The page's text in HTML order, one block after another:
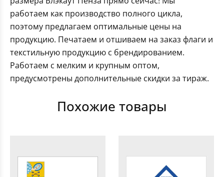
работаем как производство полного цикла,
поэтому предлагаем оптимальные цены на
продукцию. Печатаем и отшиваем на заказ флаги и
текстильную продукцию с брендированием.
Работаем с мелким и крупным оптом,
предусмотрены дополнительные скидки за тираж.
Похожие товары